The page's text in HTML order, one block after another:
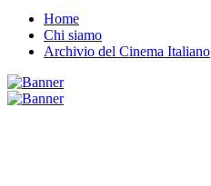
Home
Chi siamo
Archivio del Cinema Italiano